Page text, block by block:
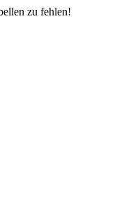
zu fehlen!